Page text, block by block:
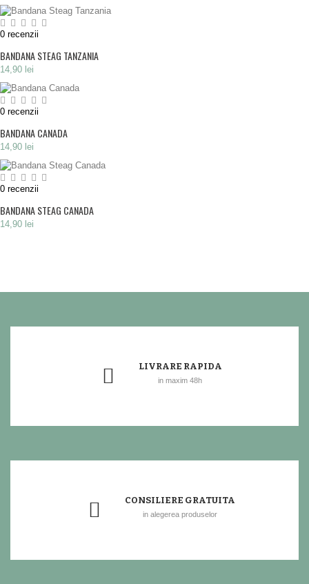
0 recenzii
BANDANA STEAG TANZANIA
14,90 lei
0 recenzii
BANDANA CANADA
14,90 lei
0 recenzii
BANDANA STEAG CANADA
14,90 lei
LIVRARE RAPIDA
in maxim 48h
CONSILIERE GRATUITA
in alegerea produselor